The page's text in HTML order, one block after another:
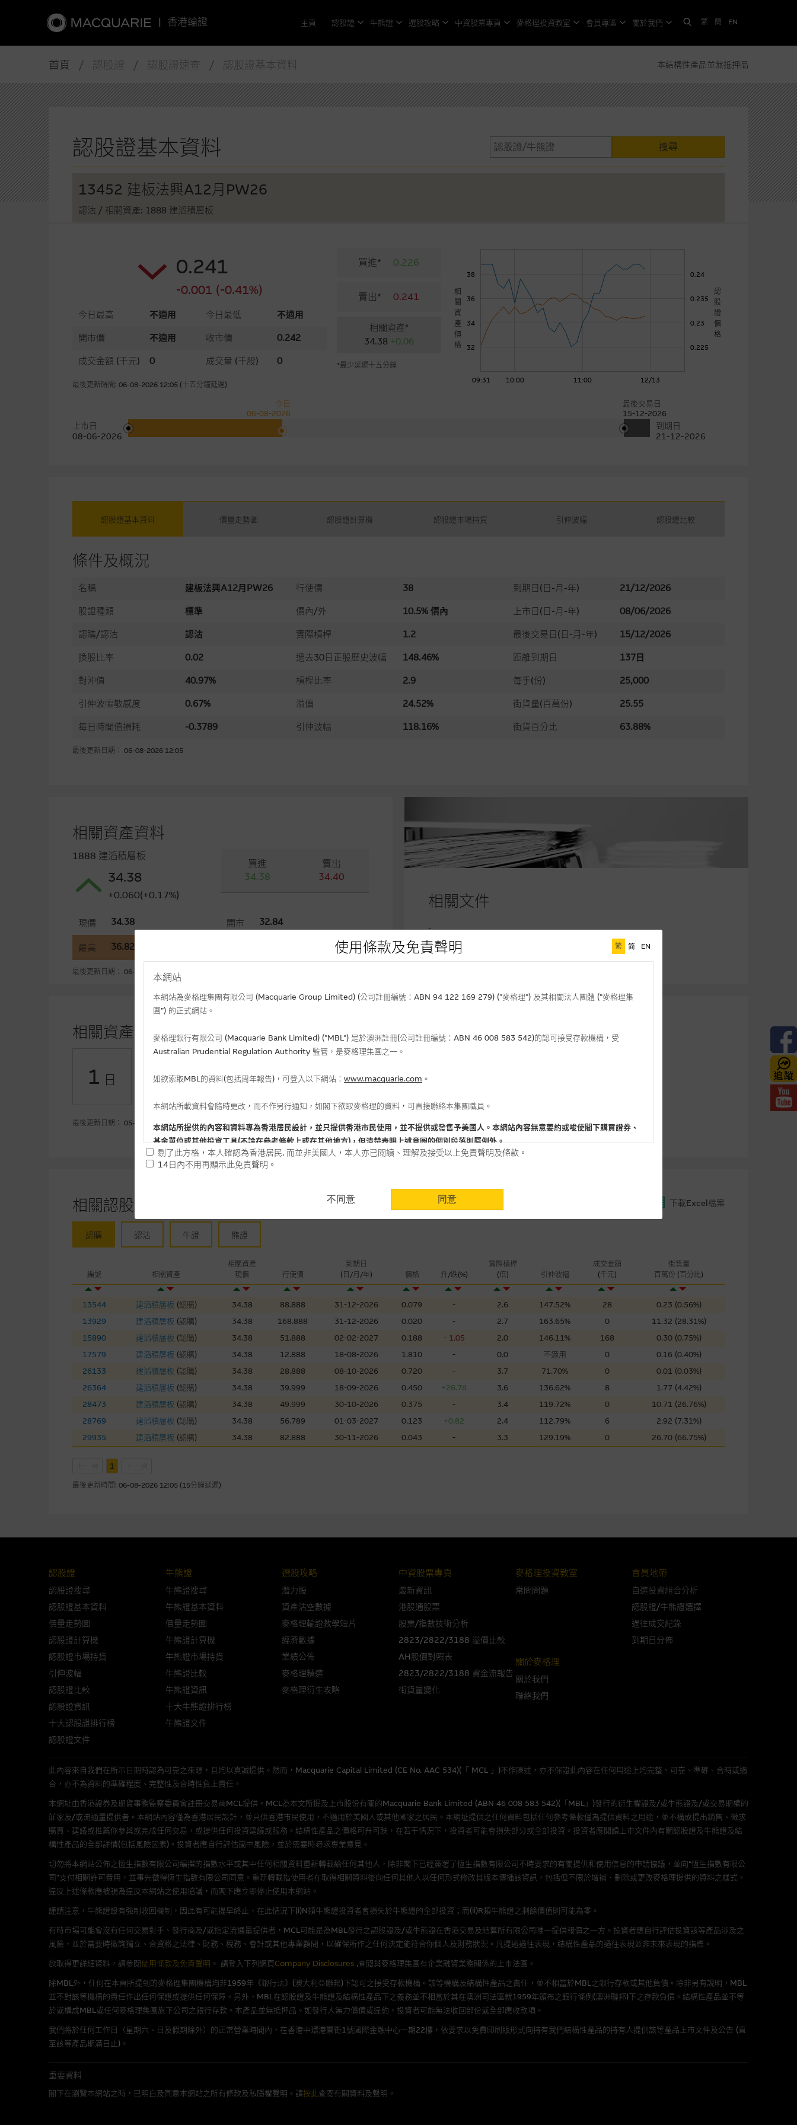
| 香港輪證 主頁 認股證 牛熊證 選股攻略 中資股票專頁 麥格理投資教室 會員專區 關於我們 繁 簡 EN
首頁 / 認股證 / 認股證速查 / 認股證基本資料 本結構性產品並無抵押品
認股證基本資料 搜尋
13452 建板法興A12月PW26
認沽 / 相關資產: 1888 建滔積層板
0.241
-0.001 (-0.41%)
今日最高 不適用 今日最低
不適用
開市價
不適用 收市價
0.242
成交金額 (千元) 0 成交量 (千股) 0
最後更新時間: 06-08-2026 12:05 (十五分鐘延遲)
買進* 0.226
賣出* 0.241
相關資產*
34.38 +0.06
*最少延遲十五分鐘
09:31 10:00 11:00 12/13
0.225
0.23
0.235
0.24
32
34
36
38
認
股
證
價
格
相
關
資
產
價
格
上市日
08-06-2026
今日
06-08-2026
最後交易日
15-12-2026
到期日
21-12-2026
認股證基本資料 價量走勢圖 認股證計算機 認股證市場持貨 引伸波幅 認股證比較
條件及概況
名稱
建板法興A12月PW26
股證種類
標準
認購/認沽
認沽
換股比率
0.02
對沖值
40.97%
引伸波幅敏感度
0.67%
每日時間值損耗
-0.3789
行使價
38
價內/外
10.5% 價內
實際槓桿
1.2
過去30日正股歷史波幅
148.46%
槓桿比率
2.9
溢價
24.52%
引伸波幅
118.16%
到期日(日-月-年)
21/12/2026
上市日(日-月-年)
08/06/2026
最後交易日(日-月-年)
15/12/2026
距離到期日
137日
每手(份)
25,000
街貨量(百萬份)
25.55
街貨百分比
63.88%
最後更新日期： 06-08-2026 12:05
相關資產資料
1888 建滔積層板
34.38
+0.060(+0.17%)
買進
34.38
賣出
34.40
現價 34.38 開市 32.84
最高 36.82
最後更新日期： 06-08-2026 12:05(十五分鐘延遲)
相關文件
-
相關資產認股證資金流 (+)資金流入 (-)資金流出
1 日 認沽(百萬) +4.21 5日 認沽(百萬) -1.66
最後更新日期： 05-08-2026
相關認股證/牛熊證 下載Excel檔案
認購 認沽 牛證 熊證
編號 相關資產
相關資產
現價
行使價
到期日
(日/月/年)
價格 升/跌(%)
實際槓桿
(倍)
引伸波幅
成交金額
(千元)
街貨量
百萬份 (百分比)
13544 建滔積層板 (認購) 34.38 88.888 31-12-2026 0.079 - 2.6 147.52% 28
0.23 (0.56%)
13929
建滔積層板 (認購) 34.38 168.888 31-12-2026 0.020 - 2.7 163.65% 0
11.32 (28.31%)
15890
建滔積層板 (認購) 34.38 51.888 02-02-2027 0.188 - 1.05 2.0 146.11% 168
0.30 (0.75%)
17579
建滔積層板 (認購) 34.38 12.888 18-08-2026 1.810 - 0.0 不適用 0
0.16 (0.40%)
26133
建滔積層板 (認購) 34.38 28.888 08-10-2026 0.720 - 3.7 71.70% 0
0.01 (0.03%)
26364
建滔積層板 (認購) 34.38 39.999 18-09-2026 0.450 +26.76 3.6 136.62% 8
1.77 (4.42%)
28473
建滔積層板 (認購) 34.38 49.999 30-10-2026 0.375 - 3.4 119.72% 0
10.71 (26.76%)
28769
建滔積層板 (認購) 34.38 56.789 01-03-2027 0.123 +0.82 2.4 112.79% 6
2.92 (7.31%)
29935
建滔積層板 (認購) 34.38 82.888 30-11-2026 0.043 - 3.3 129.19% 0 26.70 (66.75%)
1
最後更新時間: 06-08-2026 12:05 (15分鐘延遲)
使用條款及免責聲明 繁 简 EN
本網站
本網站為麥格理集團有限公司 (Macquarie Group Limited) (公司註冊編號：ABN 94 122 169 279) (”麥格理”) 及其相關法人團體 (”麥格理集
團”) 的正式網站。
麥格理銀行有限公司 (Macquarie Bank Limited) ("MBL") 是於澳洲註冊(公司註冊編號：ABN 46 008 583 542)的認可接受存款機構，受
Australian Prudential Regulation Authority 監管，是麥格理集團之一。
如欲索取MBL的資料(包括周年報告)，可登入以下網站： www.macquarie.com 。
本網站所載資料會隨時更改，而不作另行通知，如閣下欲取麥格理的資料，可直接聯絡本集團職員。
本網站所提供的內容和資料專為香港居民設計，並只提供香港市民使用，並不提供或發售予美國人。本網站內容無意要約或唆使閣下購買證券、
基金單位或其他投資工具(不論在參考條款上或在其他地方)，但清楚表明上述意圖的個別段落則屬例外。
網站內容來自我們在所示日期時認為可靠之來源，且均以真誠提供。惟麥格理集團並無核實所有網站內容，故就閣下的目的而言，網站內容可能
未必完整或準確。麥格理集團不會，亦沒有義務更新網站內容，或修正任何其後變為明顯失實之地方。網站內容所載的意見、預測及其他資料可
的，因此並不保證該類報價單、公開資料或分析為準確、完整或合理。我們不作陳述，亦不保證任何所示的指示表現或回報將來會實現。過去業
績並不保證將來表現。網站內容來自我們在所示日期時認為可靠之來源，且均以真誠提供，然而，麥格理集團不作陳述，亦不保證網站內容在任
網站內容不構成要約及徵求要約，或作為任何合約的根據，以購買或銷售任何證券、貸款或其他工具。網站內容由麥格理集團所準備的資料編製
而成，但不包括麥格理集團職員所知的資料。
產品的過去業績並不保證或預測將來表現。
連結的第三者網站，在任何用途方面均可靠、完整、合時及準確，對任何因任何形式(包括疏忽)由於網站內容的錯誤、失實、遺漏、或任何人士對
網站內容的依賴而導致的損失或損毀，亦一概不會承擔責任或債務。
本使用條款的所有方面均受香港法例管限。
來表現。產品的第二市場可能有限而麥格理資本股份有限公司可能是唯一報價方。閣下應閱讀載于
本網站或載有連接非由麥格理集團管理的網站的連結。此等連結純為方便閣下取得更多關於市場上相關產品及機構的資訊。麥格理集團對此等網
站的內容及所介紹的產品或服務，均無任何操控權，因此對此等網站的內容及所介紹服務或產品是否準確或合適，不作任何聲明。麥格理集團建
議閣下自行向本網站述及或連接的第三者查詢。此外，載有第三者網站的連結，不應視為該第三者推介本網站。
本網站雖連接第三者管理的網站，但麥格理集團並非授權網站瀏覽者複製此等網站的任何內容，因該等內容可能屬他人的知識產權。
經由本網站接觸到的軟件應用
部分可經本網站連結下載的軟件程式屬於第三者的產品。閣下使用此等屬於第三者的軟件，須自負全責。此等軟件的使用，可能受軟件持有人訂
出的使用條款約束。
在法律容許的所有範圍內，麥格理集團概不承擔經由本網站使用或下載任何軟件(不論是否屬於第三者)而引起的責任。麥格理集團並且對此等軟件
基本上市文件及補充上市文件
就有關MBL每次發行之認股證及/或牛熊證而言，認股證及/或牛熊證之條款及條件以及發行商的財務與其他資料已載列於基本上市文件及相關之
補充上市文件內。該等文件之英文版及中譯版見於本網站。
版權及商標
麥格理集團為本網站內容的版權持有人或獲准使用者。除非瀏覽內容所需或為法律容許，閣下在獲得麥格理集團的書面同意前，不可複製、改
「麥格理」此名稱及所有相關商標(包括但不限於Holey Dollar標記)均為麥格理集團的商標。
公開利益
麥格理資本股份有限公司 (Macquarie Capital Limited) (CE No. AAC534) (“MCL”)為本網站提及上市股份有關的MBL發行的認股證及/或牛熊證
及/或交易期權的莊家及/或流通量提供者。MCL及其相關公司或與以上實體有關的人士，可能就網站內容提及的證券、貸款或其他工具，或網站
內容提及的發行商所發行的證券、貸款或其他工具，或相關衍生金融工具持有長倉或短倉。MCL可購買、銷售、做莊家或參與其他與該類發行人
的證券、貸款或工具，或相關衍生工具有關的交易，及/或為網站內容所提及的發行人提供投資、信貸或其他服務。MCL有權為該等服務徵收或已
剔了此方格，本人確認為香港居民. 而並非美國人，本人亦已閱讀、理解及接受以上免責聲明及條款。
14日內不用再顯示此免責聲明。
不同意 同意
認股證
認股證搜尋
認股證基本資料
價量走勢圖
認股證計算機
認股證市場持貨
引伸波幅
認股證比較
認股證資訊
十大認股證排行榜
認股證文件
牛熊證
牛熊證搜尋
牛熊證基本資料
價量走勢圖
牛熊證計算機
牛熊證市場持貨
牛熊證比較
牛熊證資訊
十大牛熊證排行榜
牛熊證文件
選股攻略
潛力股
資產沽空數據
麥格理輪證教學短片
經濟數據
業績公佈
麥格理精選
麥格理衍生攻略
中資股票專頁
最新資訊
港股通股票
股票/指數技術分析
2823/2822/3188 溢價比較
AH股價對照表
2823/2822/3188 資金流報告
街貨量變化
麥格理投資教室
常問問題
會員地帶
自選投資組合分析
認股證/牛熊證選擇
過往成交紀錄
到期日分佈
關於麥格理
關於我們
聯絡我們
此內容來自我們在所示日期時認為可靠之來源，且均以真誠提供。然而，Macquarie Capital Limited (CE No. AAC 534)(「 MCL 」)不作陳述，亦不保證此內容在任何用途上均完整、可靠、準確、合時或適
合，亦不為資料的準確程度、完整性及合時性負上責任。
本網址由香港證券及期貨事務監察委員會註冊交易商MCL提供。MCL為本文所提及上市股份有關的Macquarie Bank Limited (ABN 46 008 583 542)(「MBL」)發行的衍生權證及/或牛熊證及/或交易期權的
莊家及/或流通量提供者。本網站內容僅為香港居民設計，並只供香港市民使用，不適用於美國人或其他國家之居民。本網址提供之任何資料包括任何參考條款僅為提供資料之用途，並不構成提出銷售、徵求
購買、建議或推薦你參與或完成任何交易，或提供任何投資建議或服務。結構性產品之價格可升可跌，在若干情況下，投資者可能會損失部分或全部投資。投資者應閱讀上市文件內有關認股證及牛熊證及結
構性產品的全部詳情(包括風險因素)。投資者應自行評估箇中風險，並於需要時尋求專業意見。
切勿將本網站公佈之恆生指數有限公司編撰的指數水平或其中任何相關資料重新轉載給任何其他人，除非閣下已經簽署了恆生指數有限公司不時要求的有關提供和使用信息的申請協議，並向“恆生指數有限公
司”支付相關許可費用，並事先徵得恆生指數有限公司同意。重新轉載指使用者在取得相關資料後向任何其他人以任何形式修改其版本傳播該資訊，包括但不限於增補、刪除或更改麥格理提供的資料之樣式。
違反上述條款應被視為違反本網站之使用協議，而閣下應立即停止使用本網站。
謹請注意，牛熊證設有強制收回機制，因此有可能提早終止，在此情況下(i)N類牛熊證投資者會損失於牛熊證的全部投資；而(ii)R類牛熊證之剩餘價值則可能為零。
有時市場可能會沒有任何交易對手、發行商及/或指定流通量提供者，MCL可能是為MBL發行之認股證及/或牛熊證在香港交易及結算所有限公司唯一提供報價之一方。投資者應自行評估投資該等產品涉及之
風險，並於需要時徵詢獨立、合資格之法律、財務、稅務、會計或其他專業顧問，以確保所作之任何決定能符合你個人及財務狀況。凡提述過往表現，結構性產品的過往表現並非未來表現的指標。
欲取得更詳細資料，請參閱使用條款及免責聲明 。 請登入下列網頁Company Disclosures ,查閱與麥格理集團有企業融資業務關係的上市法團。
除MBL外，任何在本頁所提到的麥格理集團機構均非1959年《銀行法》(澳大利亞聯邦)下認可之接受存款機構。該等機構及結構性產品之責任，並不相當於MBL之銀行存款或其他負債。除非另有說明，MBL
並不對該等機構的責任作出任何保證或提供任何保障。另外，MBL在認股證及牛熊證及結構性產品下之義務並不相當於其在澳洲司法區就1959年頒布之銀行條例(澳洲聯邦)下之存款負債。結構性產品並不等
於或構成MBL或任何麥格理集團旗下公司之銀行存款。本產品並無抵押品。如發行人無力償債或違約，投資者可能無法收回部份或全部應收款項。
我們將於任何工作日（星期六、日及假期除外）的正常營業時間內，在香港中環港景街1號國際金融中心一期22樓，依要求以免費印刷版形式向持有我們結構性產品的持有人提供該等產品上市文件及公告 (直
至該等產品期滿日止)。
重要資料
閣下在瀏覽本網站之時，已明白及同意本網站之所有條款及私隱權聲明。請按此查閱有關資料及聲明。